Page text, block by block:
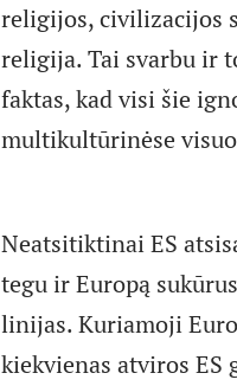
religijos, civilizacijos
religija. Tai svarbu ir
faktas, kad visi šie
multikultūrinėse
Neatsitiktinai ES
tegu ir Europą
linijas. Kuriamoji
kiekvienas atviros